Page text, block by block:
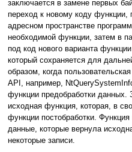
заключается в замене первых
переход к новому коду функции,
адресном пространстве
необходимой функции, затем в
под код нового варианта
который сохраняется для
образом, когда
API, например,
функции предобработки
исходная функция, которая, в
функции постобработки.
данные, которые вернула
некоторые записи.